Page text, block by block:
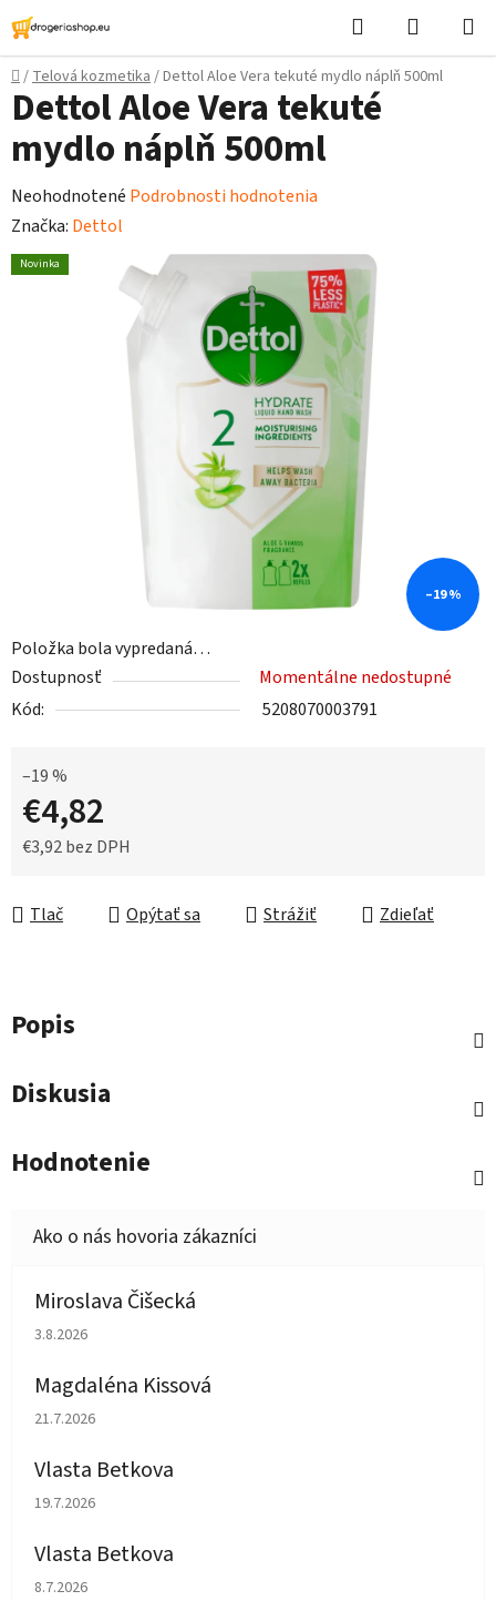
Prejsť
na
obsah
Hľadať
košík
Domov
/Telová kozmetika/Dettol Aloe Vera tekuté mydlo náplň 500ml
Položka bola vypredaná…
Dostupnosť
Momentálne nedostupné
Kód:
5208070003791
–19 %
€4,82
€3,92 bez DPH
Tlač
Opýtať sa Strážiť Zdieľať
Dettol Aloe Vera tekuté
mydlo náplň 500ml
Priemerné
hodnotenie
produktu
Neohodnotené Podrobnosti hodnotenia
Značka: Dettol
Novinka
–19 %
Popis
Diskusia
Hodnotenie
Miroslava Čišecká
Hodnotenie obchodu je 1 z 5 hviezdičiek.
3.8.2026
Magdaléna Kissová
Hodnotenie obchodu je 5 z 5 hviezdičiek.
21.7.2026
Vlasta Betkova
Hodnotenie obchodu je 5 z 5 hviezdičiek.
19.7.2026
Vlasta Betkova
Hodnotenie obchodu je 4 z 5 hviezdičiek.
8.7.2026